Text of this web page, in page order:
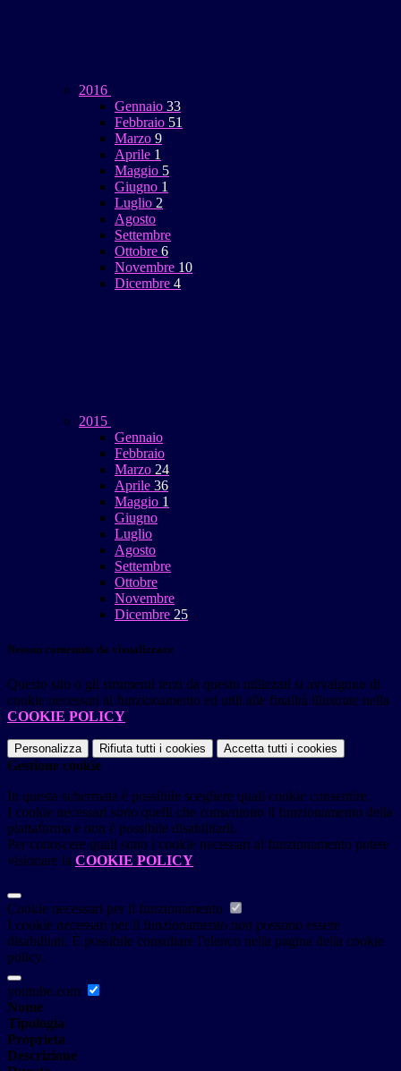
2016
Gennaio 33
Febbraio 51
Marzo 9
Aprile 1
Maggio 5
Giugno 1
Luglio 2
Agosto
Settembre
Ottobre 6
Novembre 10
Dicembre 4
2015
Gennaio
Febbraio
Marzo 24
Aprile 36
Maggio 1
Giugno
Luglio
Agosto
Settembre
Ottobre
Novembre
Dicembre 25
Nessun contenuto da visualizzare
Questo sito o gli strumenti terzi da questo utilizzati si avvalgono di
cookie necessari al funzionamento ed utili alle finalità illustrate nella
COOKIE POLICY.
Personalizza Rifiuta tutti i cookies Accetta tutti i cookies
Gestione cookie
In questa schermata è possibile scegliere quali cookie consentire.
I cookie necessari sono quelli che consentono il funzionamento della
piattaforma e non è possibile disabilitarli.
Per conoscere quali sono i cookie necessari al funzionamento potete
visionare la COOKIE POLICY.
Cookie necessari per il funzionamento
I cookie necessari per il funzionamento non possono essere
disabilitati. È possibile consultare l'elenco nella pagina della cookie
policy.
youtube.com
Nome
Tipologia
Proprieta
Descrizione